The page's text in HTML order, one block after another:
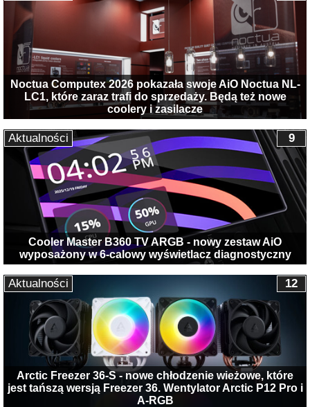
Noctua Computex 2026 pokazała swoje AiO Noctua NL-
LC1, które zaraz trafi do sprzedaży. Będą też nowe
coolery i zasilacze
Cooler Master B360 TV ARGB - nowy zestaw AiO
wyposażony w 6-calowy wyświetlacz diagnostyczny
9
Aktualności
Arctic Freezer 36-S - nowe chłodzenie wieżowe, które
jest tańszą wersją Freezer 36. Wentylator Arctic P12 Pro i
A-RGB
12
Aktualności